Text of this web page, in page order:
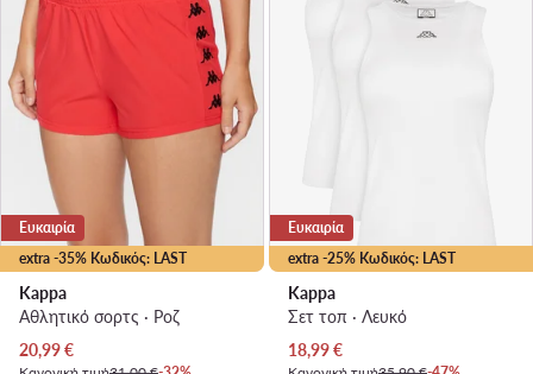
extra -35% Κωδικός: LAST
Ευκαιρία
Kappa
Αθλητικό σορτς · Ροζ
Τρέχουσα τιμή
20,99€
extra -25% Κωδικός: LAST
Ευκαιρία
Kappa
Σετ τοπ · Λευκό
Τρέχουσα τιμή
18,99€